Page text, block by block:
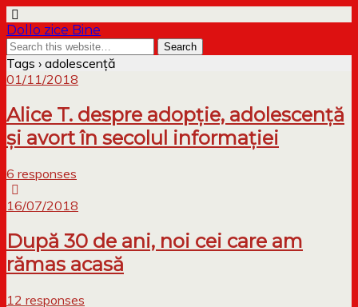
Dollo zice Bine
Tags › adolescență
01/11/2018
Alice T. despre adopție, adolescență
și avort în secolul informației
6 responses
16/07/2018
După 30 de ani, noi cei care am
rămas acasă
12 responses